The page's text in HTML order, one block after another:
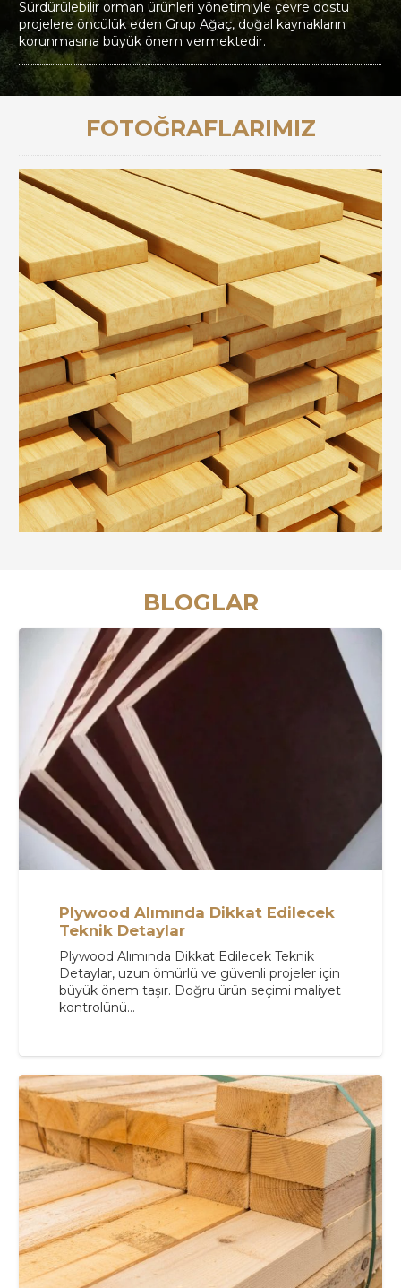
Sürdürülebilir orman ürünleri yönetimiyle çevre dostu
projelere öncülük eden Grup Ağaç, doğal kaynakların
korunmasına büyük önem vermektedir.
FOTOĞRAFLARIMIZ
BLOGLAR
Plywood Alımında Dikkat Edilecek
Teknik Detaylar
Plywood Alımında Dikkat Edilecek Teknik
Detaylar, uzun ömürlü ve güvenli projeler için
büyük önem taşır. Doğru ürün seçimi maliyet
kontrolünü…